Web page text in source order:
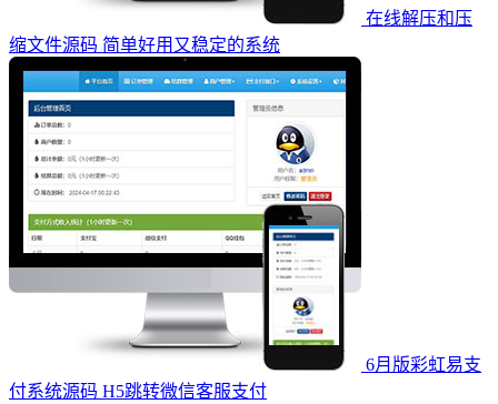
在线解压和压
缩文件源码 简单好用又稳定的系统
6月版彩虹易支
付系统源码 H5跳转微信客服支付